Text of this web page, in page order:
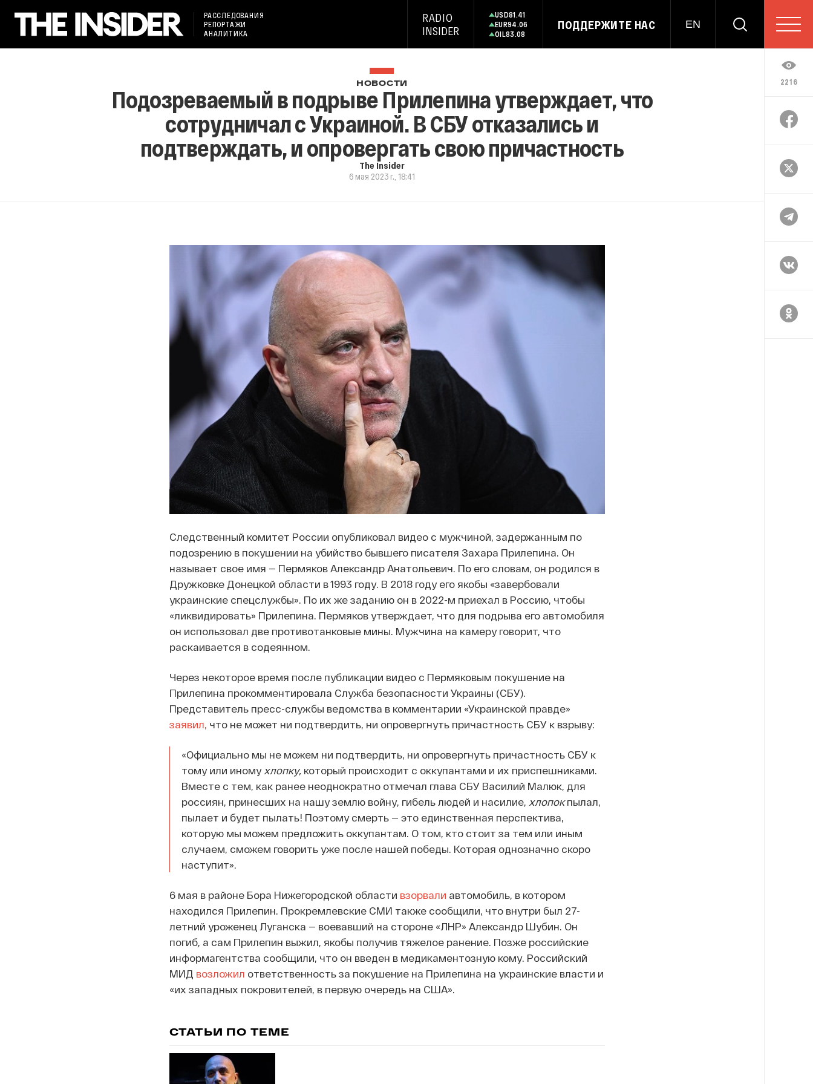
РАССЛЕДОВАНИЯ
РЕПОРТАЖИ
АНАЛИТИКА
RADIO
INSIDER
USD81.41
EUR94.06
OIL83.08
ПОДДЕРЖИТЕ НАС EN
2216
НОВОСТИ
Подозреваемый в подрыве Прилепина утверждает, что
сотрудничал с Украиной. В СБУ отказались и
подтверждать, и опровергать свою причастность
The Insider
6 мая 2023 г., 18:41
Следственный комитет России опубликовал видео с мужчиной, задержанным по
подозрению в покушении на убийство бывшего писателя Захара Прилепина. Он
называет свое имя — Пермяков Александр Анатольевич. По его словам, он родился в
Дружковке Донецкой области в 1993 году. В 2018 году его якобы «завербовали
украинские спецслужбы». По их же заданию он в 2022-м приехал в Россию, чтобы
«ликвидировать» Прилепина. Пермяков утверждает, что для подрыва его автомобиля
он использовал две противотанковые мины. Мужчина на камеру говорит, что
раскаивается в содеянном.
Через некоторое время после публикации видео с Пермяковым покушение на
Прилепина прокомментировала Служба безопасности Украины (СБУ).
Представитель пресс-службы ведомства в комментарии «Украинской правде»
заявил, что не может ни подтвердить, ни опровергнуть причастность СБУ к взрыву:
«Официально мы не можем ни подтвердить, ни опровергнуть причастность СБУ к
тому или иному хлопку, который происходит с оккупантами и их приспешниками.
Вместе с тем, как ранее неоднократно отмечал глава СБУ Василий Малюк, для
россиян, принесших на нашу землю войну, гибель людей и насилие, хлопокпылал,
пылает и будет пылать! Поэтому смерть — это единственная перспектива,
которую мы можем предложить оккупантам. О том, кто стоит за тем или иным
случаем, сможем говорить уже после нашей победы. Которая однозначно скоро
наступит».
6 мая в районе Бора Нижегородской области взорвали автомобиль, в котором
находился Прилепин. Прокремлевские СМИ также сообщили, что внутри был 27-
летний уроженец Луганска — воевавший на стороне «ЛНР» Александр Шубин. Он
погиб, а сам Прилепин выжил, якобы получив тяжелое ранение. Позже российские
информагентства сообщили, что он введен в медикаментозную кому. Российский
МИД возложил ответственность за покушение на Прилепина на украинские власти и
«их западных покровителей, в первую очередь на США».
СТАТЬИ ПО ТЕМЕ